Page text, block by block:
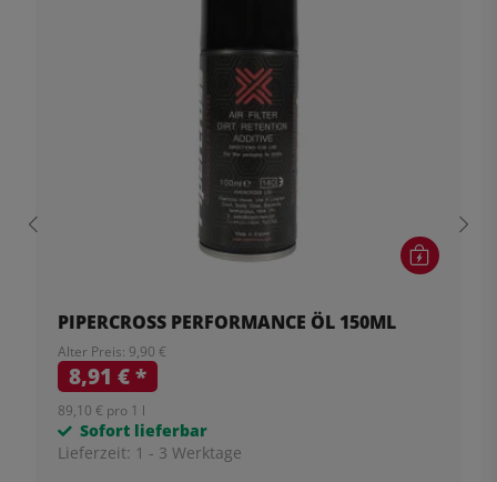
PIPERCROSS PERFORMANCE ÖL 150ML
Alter Preis: 9,90 €
8,91 €*
89,10 € pro 1 l
Sofort lieferbar
Lieferzeit: 1 - 3 Werktage